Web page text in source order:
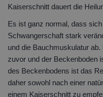
Kaiserschnitt dauert die
Es ist ganz normal, dass
Schwangerschaft stark
und die Bauchmuskulatur
zuvor und der Beckenboden
des Beckenbodens ist das
daher sowohl nach einer
einem Kaiserschnitt zu